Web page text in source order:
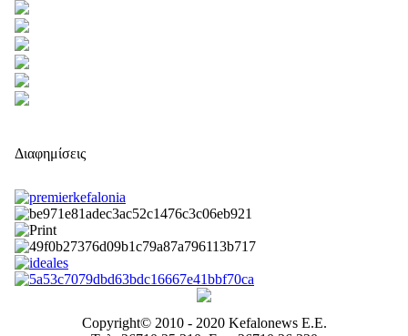
Διαφημίσεις
Copyright© 2010 - 2020 Kefalonews Ε.E.